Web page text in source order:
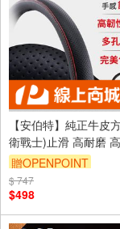
【安伯特】純正牛皮
衛戰士)止滑 高耐磨
吸汗
贈OPENPOINT
$ 747
$498